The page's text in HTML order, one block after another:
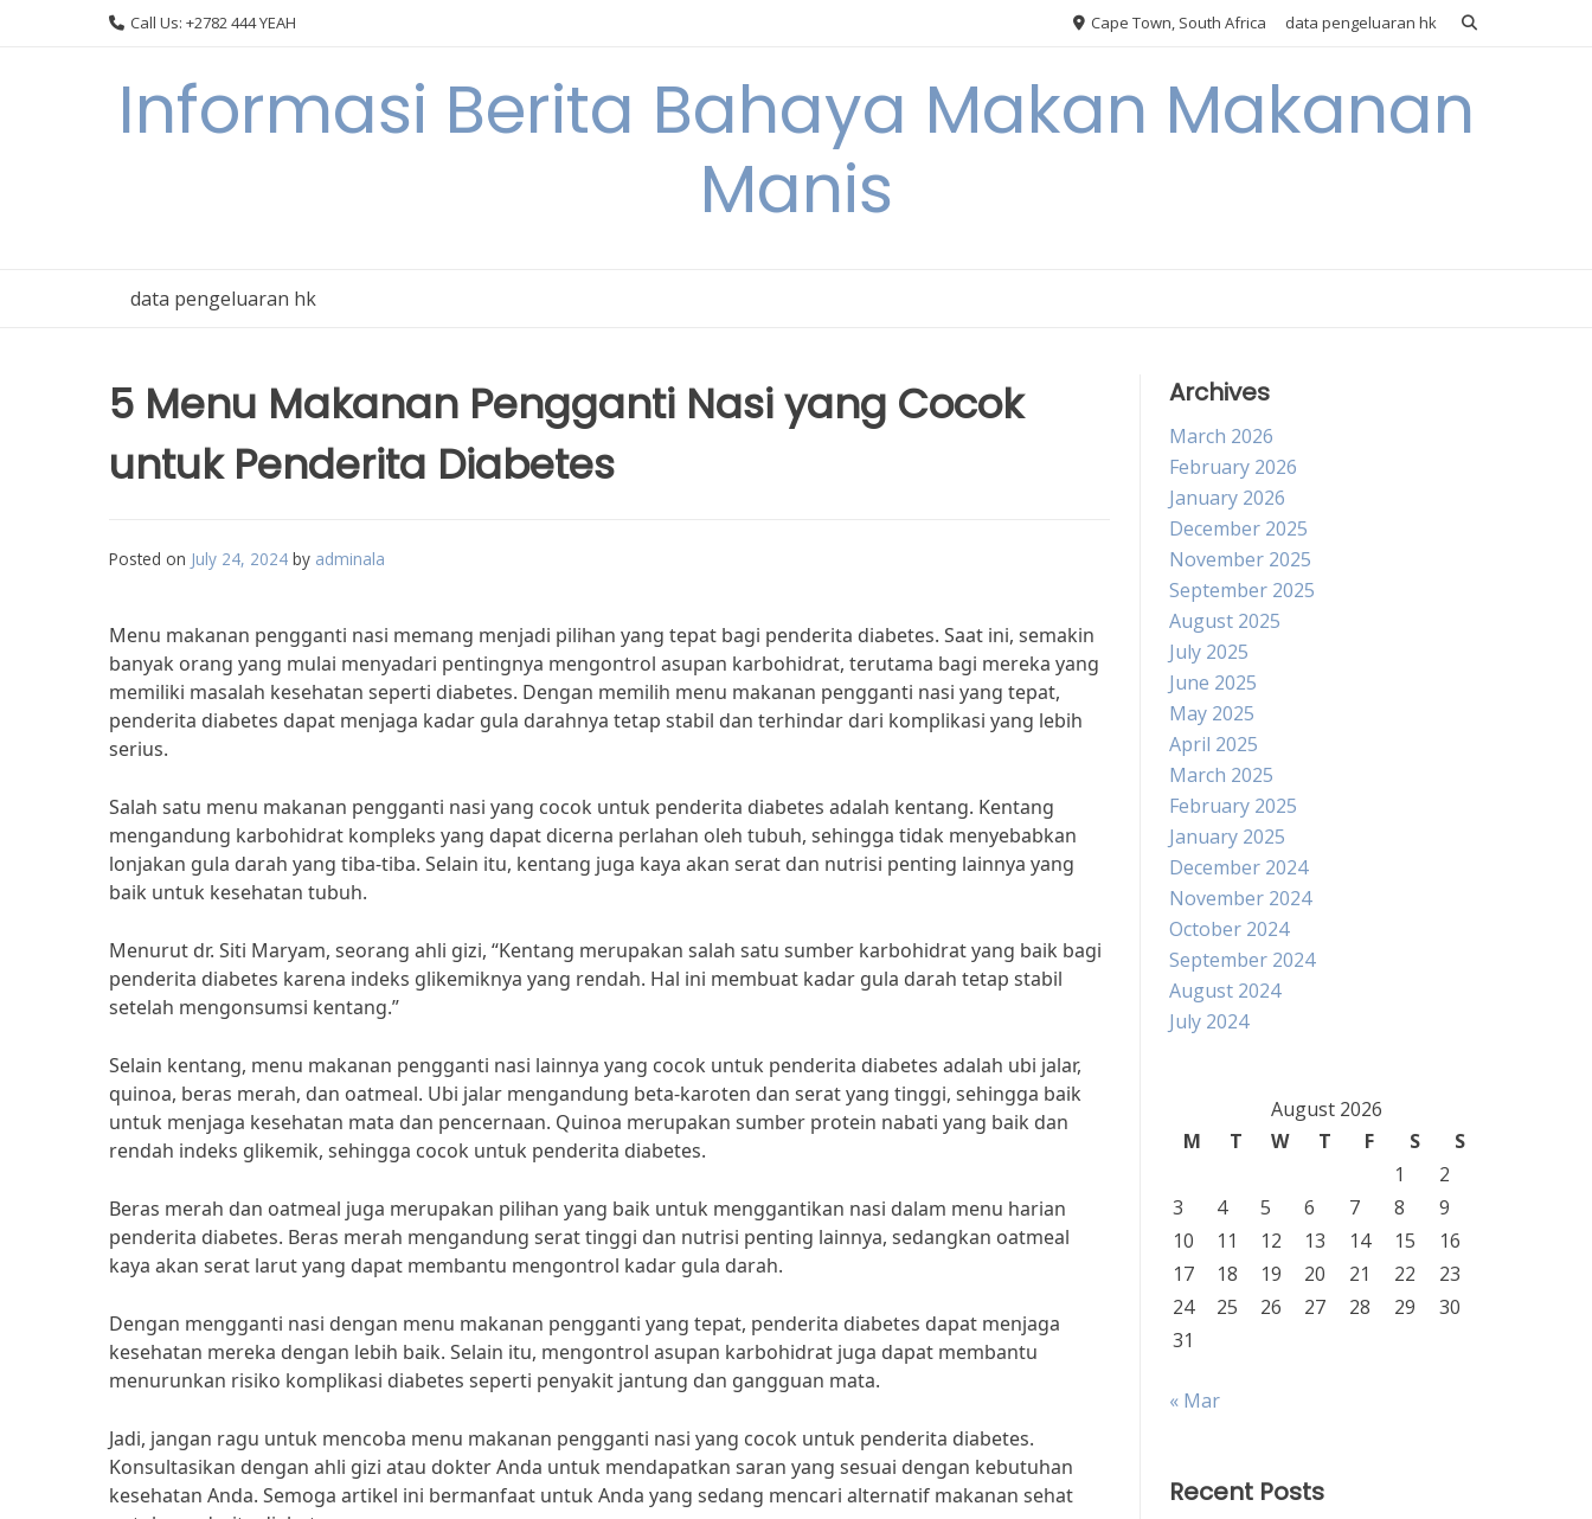
Call Us: +2782 444 YEAH Cape Town, South Africa data pengeluaran hk
Informasi Berita Bahaya Makan Makanan
Manis
data pengeluaran hk
5 Menu Makanan Pengganti Nasi yang Cocok
untuk Penderita Diabetes
Posted on July 24, 2024 by adminala
Menu makanan pengganti nasi memang menjadi pilihan yang tepat bagi penderita diabetes. Saat ini, semakin
banyak orang yang mulai menyadari pentingnya mengontrol asupan karbohidrat, terutama bagi mereka yang
memiliki masalah kesehatan seperti diabetes. Dengan memilih menu makanan pengganti nasi yang tepat,
penderita diabetes dapat menjaga kadar gula darahnya tetap stabil dan terhindar dari komplikasi yang lebih
serius.
Salah satu menu makanan pengganti nasi yang cocok untuk penderita diabetes adalah kentang. Kentang
mengandung karbohidrat kompleks yang dapat dicerna perlahan oleh tubuh, sehingga tidak menyebabkan
lonjakan gula darah yang tiba-tiba. Selain itu, kentang juga kaya akan serat dan nutrisi penting lainnya yang
baik untuk kesehatan tubuh.
Menurut dr. Siti Maryam, seorang ahli gizi, “Kentang merupakan salah satu sumber karbohidrat yang baik bagi
penderita diabetes karena indeks glikemiknya yang rendah. Hal ini membuat kadar gula darah tetap stabil
setelah mengonsumsi kentang.”
Selain kentang, menu makanan pengganti nasi lainnya yang cocok untuk penderita diabetes adalah ubi jalar,
quinoa, beras merah, dan oatmeal. Ubi jalar mengandung beta-karoten dan serat yang tinggi, sehingga baik
untuk menjaga kesehatan mata dan pencernaan. Quinoa merupakan sumber protein nabati yang baik dan
rendah indeks glikemik, sehingga cocok untuk penderita diabetes.
Beras merah dan oatmeal juga merupakan pilihan yang baik untuk menggantikan nasi dalam menu harian
penderita diabetes. Beras merah mengandung serat tinggi dan nutrisi penting lainnya, sedangkan oatmeal
kaya akan serat larut yang dapat membantu mengontrol kadar gula darah.
Dengan mengganti nasi dengan menu makanan pengganti yang tepat, penderita diabetes dapat menjaga
kesehatan mereka dengan lebih baik. Selain itu, mengontrol asupan karbohidrat juga dapat membantu
menurunkan risiko komplikasi diabetes seperti penyakit jantung dan gangguan mata.
Jadi, jangan ragu untuk mencoba menu makanan pengganti nasi yang cocok untuk penderita diabetes.
Konsultasikan dengan ahli gizi atau dokter Anda untuk mendapatkan saran yang sesuai dengan kebutuhan
kesehatan Anda. Semoga artikel ini bermanfaat untuk Anda yang sedang mencari alternatif makanan sehat
Archives
March 2026
February 2026
January 2026
December 2025
November 2025
September 2025
August 2025
July 2025
June 2025
May 2025
April 2025
March 2025
February 2025
January 2025
December 2024
November 2024
October 2024
September 2024
August 2024
July 2024
August 2026
M
T W T F S
S
1
2
3
4 5 6 7 8
9
10
11 12 13 14 15
16
17
18 19 20 21 22
23
24
25 26 27 28 29
30
31
« Mar
Recent Posts